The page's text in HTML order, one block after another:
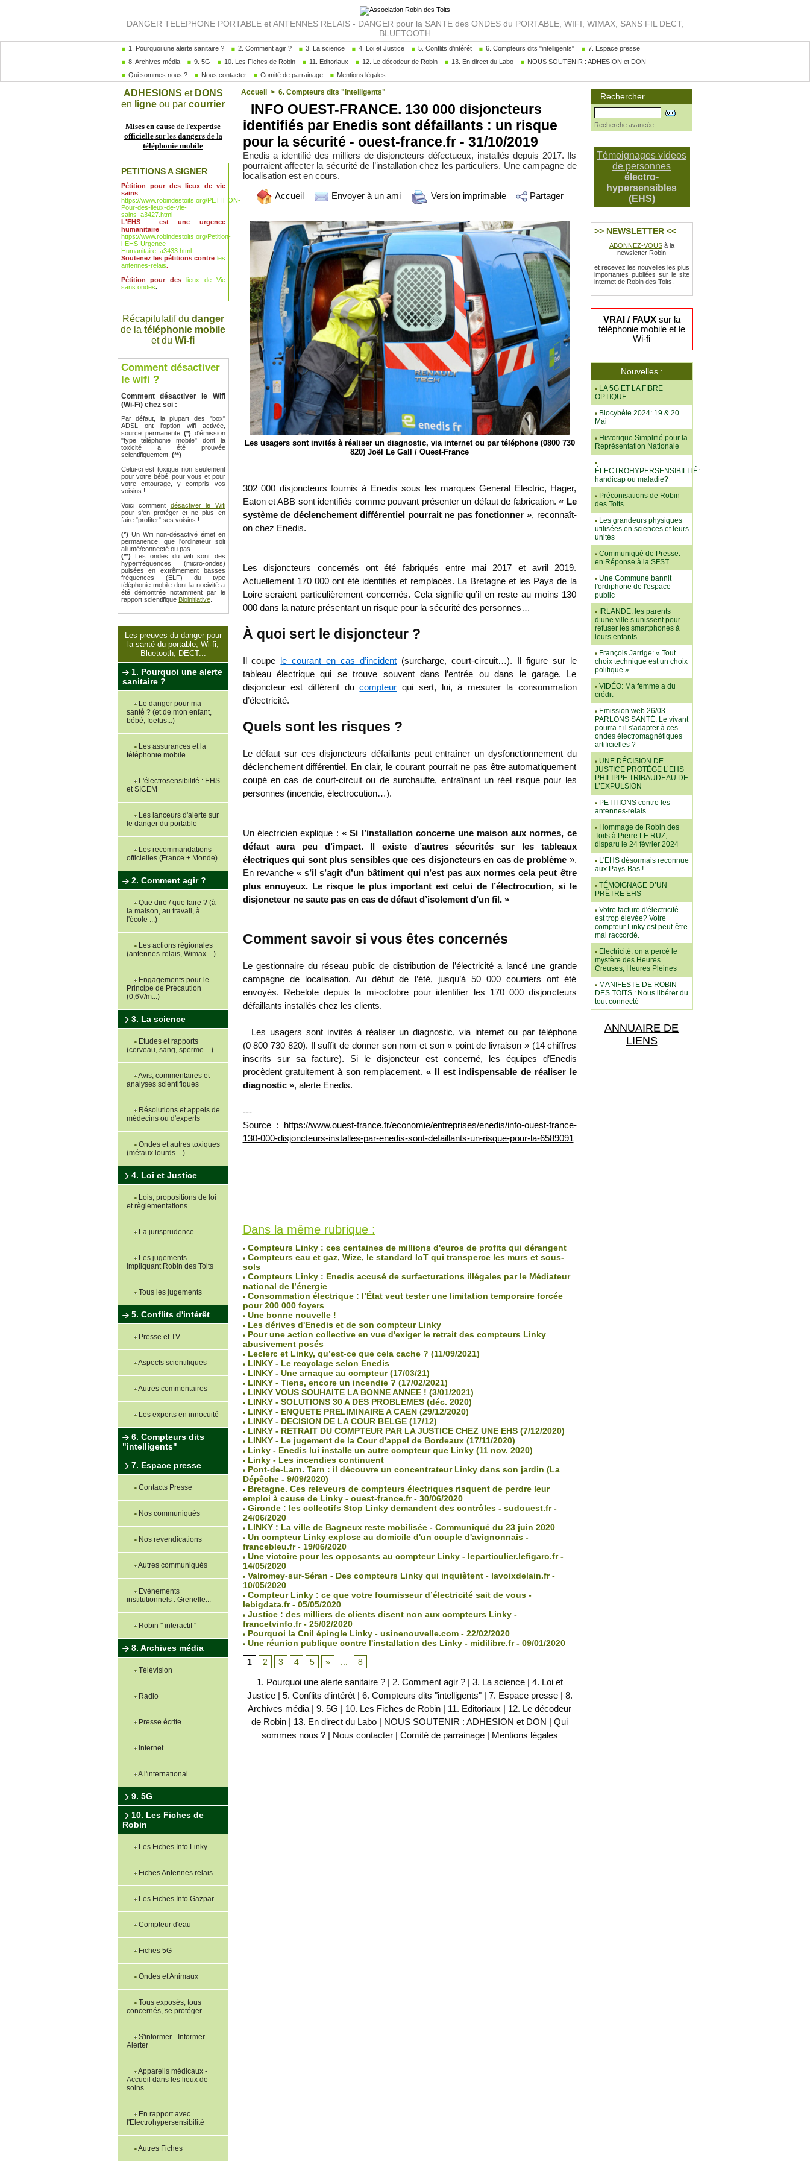
DANGER TELEPHONE PORTABLE et ANTENNES RELAIS - DANGER pour la SANTE des ONDES du PORTABLE, WIFI, WIMAX, SANS FIL DECT,
BLUETOOTH
1. Pourquoi une alerte sanitaire ? 2. Comment agir ? 3. La science 4. Loi et Justice 5. Conflits d'intérêt 6. Compteurs dits "intelligents"
7. Espace presse
8. Archives média
9. 5G 10. Les Fiches de Robin 11. Editoriaux 12. Le décodeur de Robin 13. En direct du Labo
NOUS SOUTENIR : ADHESION et DON
Qui sommes nous ?
Nous contacter Comité de parrainage Mentions légales
ADHESIONS et DONS
en ligne ou par courrier
Mises en cause de l'expertise
officiellesur les dangersde la
téléphonie mobile
PETITIONS A SIGNER
Pétition pour des lieux de vie
sains
https://www.robindestoits.org/PETITION-
Pour-des-lieux-de-vie-
sains_a3427.html
L'EHS est une urgence
humanitaire
https://www.robindestoits.org/Petition-
l-EHS-Urgence-
Humanitaire_a3433.html
Soutenez les pétitions contre les
antennes-relais.
Pétition pour des
lieux de Vie
sans ondes.
Récapitulatifdu danger
de la téléphonie mobile
et du Wi-fi
Comment désactiver
le wifi ?
Comment désactiver le Wifi
(Wi-Fi) chez soi :
Par défaut, la plupart des "box"
ADSL ont l'option wifi activée,
source permanente (*) d'émission
"type téléphonie mobile" dont la
toxicité a été prouvée
scientifiquement. (**)
Celui-ci est toxique non seulement
pour votre bébé, pour vous et pour
votre entourage, y compris vos
voisins !
Voici comment désactiver le Wifi
pour s'en protéger et ne plus en
faire "profiter" ses voisins !
(*) Un Wifi non-désactivé émet en
permanence, que l'ordinateur soit
allumé/connecté ou pas.
(**) Les ondes du wifi sont des
hyperfréquences (micro-ondes)
pulsées en extrêmement basses
fréquences (ELF) du type
téléphonie mobile dont la nocivité a
été démontrée notamment par le
rapport scientifique Bioinitiative.
Les preuves du danger pour
la santé du portable, Wi-fi,
Bluetooth, DECT...
1. Pourquoi une alerte
sanitaire ?
Le danger pour ma
santé ? (et de mon enfant,
bébé, foetus...)
Les assurances et la
téléphonie mobile
L'électrosensibilité : EHS
et SICEM
Les lanceurs d'alerte sur
le danger du portable
Les recommandations
officielles (France + Monde)
2. Comment agir ?
Que dire / que faire ? (à
la maison, au travail, à
l'école ...)
Les actions régionales
(antennes-relais, Wimax ...)
Engagements pour le
Principe de Précaution
(0,6V/m...)
3. La science
Etudes et rapports
(cerveau, sang, sperme ...)
Avis, commentaires et
analyses scientifiques
Résolutions et appels de
médecins ou d'experts
Ondes et autres toxiques
(métaux lourds ...)
4. Loi et Justice
Lois, propositions de loi
et règlementations
La jurisprudence
Les jugements
impliquant Robin des Toits
Tous les jugements
5. Conflits d'intérêt
Presse et TV
Aspects scientifiques
Autres commentaires
Les experts en innocuité
6. Compteurs dits
"intelligents"
7. Espace presse
Contacts Presse
Nos communiqués
Nos revendications
Autres communiqués
Evènements
institutionnels : Grenelle...
Robin '' interactif ''
8. Archives média
Télévision
Radio
Presse écrite
Internet
A l'international
9. 5G
10. Les Fiches de
Robin
Les Fiches Info Linky
Fiches Antennes relais
Les Fiches Info Gazpar
Compteur d'eau
Fiches 5G
Ondes et Animaux
Tous exposés, tous
concernés, se protéger
S'informer - Informer -
Alerter
Appareils médicaux -
Accueil dans les lieux de
soins
En rapport avec
l'Electrohypersensibilité
Autres Fiches
Accueil > 6. Compteurs dits "intelligents"
INFO OUEST-FRANCE. 130 000 disjoncteurs
identifiés par Enedis sont défaillants : un risque
pour la sécurité - ouest-france.fr - 31/10/2019
Enedis a identifié des milliers de disjoncteurs défectueux, installés depuis 2017. Ils
pourraient affecter la sécurité de l’installation chez les particuliers. Une campagne de
localisation est en cours.
Accueil
Envoyer à un ami Version imprimable Partager
Les usagers sont invités à réaliser un diagnostic, via internet ou par téléphone (0800 730
820) Joël Le Gall / Ouest-France
302 000 disjoncteurs fournis à Enedis sous les marques General Electric, Hager,
Eaton et ABB sont identifiés comme pouvant présenter un défaut de fabrication. « Le
système de déclenchement différentiel pourrait ne pas fonctionner », reconnaît-
on chez Enedis.
Les disjoncteurs concernés ont été fabriqués entre mai 2017 et avril 2019.
Actuellement 170 000 ont été identifiés et remplacés. La Bretagne et les Pays de la
Loire seraient particulièrement concernés. Cela signifie qu’il en reste au moins 130
000 dans la nature présentant un risque pour la sécurité des personnes…
À quoi sert le disjoncteur ?
Il coupe le courant en cas d’incident (surcharge, court-circuit…). Il figure sur le
tableau électrique qui se trouve souvent dans l’entrée ou dans le garage. Le
disjoncteur est différent ducompteur qui sert, lui, à mesurer la consommation
d’électricité.
Quels sont les risques ?
Le défaut sur ces disjoncteurs défaillants peut entraîner un dysfonctionnement du
déclenchement différentiel. En clair, le courant pourrait ne pas être automatiquement
coupé en cas de court-circuit ou de surchauffe, entraînant un réel risque pour les
personnes (incendie, électrocution…).
Un électricien explique : « Si l’installation concerne une maison aux normes, ce
défaut aura peu d’impact. Il existe d’autres sécurités sur les tableaux
électriques qui sont plus sensibles que ces disjoncteurs en cas de problème ».
En revanche « s’il s’agit d’un bâtiment qui n’est pas aux normes cela peut être
plus ennuyeux. Le risque le plus important est celui de l’électrocution, si le
disjoncteur ne saute pas en cas de défaut d’isolement d’un fil. »
Comment savoir si vous êtes concernés
Le gestionnaire du réseau public de distribution de l’électricité a lancé une grande
campagne de localisation. Au début de l’été, jusqu’à 50 000 courriers ont été
envoyés. Rebelote depuis la mi-octobre pour identifier les 170 000 disjoncteurs
défaillants installés chez les clients.
Les usagers sont invités à réaliser un diagnostic, via internet ou par téléphone
(0 800 730 820). Il suffit de donner son nom et son « point de livraison » (14 chiffres
inscrits sur sa facture). Si le disjoncteur est concerné, les équipes d’Enedis
procèdent gratuitement à son remplacement. « Il est indispensable de réaliser le
diagnostic », alerte Enedis.
---
Source: https://www.ouest-france.fr/economie/entreprises/enedis/info-ouest-france-
130-000-disjoncteurs-installes-par-enedis-sont-defaillants-un-risque-pour-la-6589091
Dans la même rubrique :
Compteurs Linky : ces centaines de millions d'euros de profits qui dérangent
Compteurs eau et gaz, Wize, le standard IoT qui transperce les murs et sous-
sols
Compteurs Linky : Enedis accusé de surfacturations illégales par le Médiateur
national de l’énergie
Consommation électrique : l’État veut tester une limitation temporaire forcée
pour 200 000 foyers
Une bonne nouvelle !
Les dérives d'Enedis et de son compteur Linky
Pour une action collective en vue d'exiger le retrait des compteurs Linky
abusivement posés
Leclerc et Linky, qu’est-ce que cela cache ? (11/09/2021)
LINKY - Le recyclage selon Enedis
LINKY - Une arnaque au compteur (17/03/21)
LINKY - Tiens, encore un incendie ? (17/02/2021)
LINKY VOUS SOUHAITE LA BONNE ANNEE ! (3/01/2021)
LINKY - SOLUTIONS 30 A DES PROBLEMES (déc. 2020)
LINKY - ENQUETE PRELIMINAIRE A CAEN (29/12/2020)
LINKY - DECISION DE LA COUR BELGE (17/12)
LINKY - RETRAIT DU COMPTEUR PAR LA JUSTICE CHEZ UNE EHS (7/12/2020)
LINKY - Le jugement de la Cour d'appel de Bordeaux (17/11/2020)
Linky - Enedis lui installe un autre compteur que Linky (11 nov. 2020)
Linky - Les incendies continuent
Pont-de-Larn. Tarn : il découvre un concentrateur Linky dans son jardin (La
Dépêche - 9/09/2020)
Bretagne. Ces releveurs de compteurs électriques risquent de perdre leur
emploi à cause de Linky - ouest-france.fr - 30/06/2020
Gironde : les collectifs Stop Linky demandent des contrôles - sudouest.fr -
24/06/2020
LINKY : La ville de Bagneux reste mobilisée - Communiqué du 23 juin 2020
Un compteur Linky explose au domicile d'un couple d'avignonnais -
francebleu.fr - 19/06/2020
Une victoire pour les opposants au compteur Linky - leparticulier.lefigaro.fr -
14/05/2020
Valromey-sur-Séran - Des compteurs Linky qui inquiètent - lavoixdelain.fr -
10/05/2020
Compteur Linky : ce que votre fournisseur d’électricité sait de vous -
lebigdata.fr - 05/05/2020
Justice : des milliers de clients disent non aux compteurs Linky -
francetvinfo.fr - 25/02/2020
Pourquoi la Cnil épingle Linky - usinenouvelle.com - 22/02/2020
Une réunion publique contre l'installation des Linky - midilibre.fr - 09/01/2020
1
2 3 4 5 » ... 8
1. Pourquoi une alerte sanitaire ? | 2. Comment agir ? | 3. La science | 4. Loi et
Justice | 5. Conflits d'intérêt | 6. Compteurs dits "intelligents" | 7. Espace presse | 8.
Archives média | 9. 5G | 10. Les Fiches de Robin | 11. Editoriaux | 12. Le décodeur
de Robin | 13. En direct du Labo | NOUS SOUTENIR : ADHESION et DON | Qui
sommes nous ? | Nous contacter | Comité de parrainage | Mentions légales
Rechercher...
Recherche avancée
Témoignages videos
de personnes
électro-
hypersensibles
(EHS)
>> NEWSLETTER <<
ABONNEZ-VOUSà la
newsletter Robin
et recevez les nouvelles les plus
importantes publiées sur le site
internet de Robin des Toits.
VRAI / FAUXsur la
téléphonie mobile et le
Wi-fi
Nouvelles :
LA 5G ET LA FIBRE
OPTIQUE
Biocybèle 2024: 19 & 20
Mai
Historique Simplifié pour la
Représentation Nationale
ÉLECTROHYPERSENSIBILITÉ:
handicap ou maladie?
Préconisations de Robin
des Toits
Les grandeurs physiques
utilisées en sciences et leurs
unités
Communiqué de Presse:
en Réponse à la SFST
Une Commune bannit
l'ordiphone de l'espace
public
IRLANDE: les parents
d’une ville s’unissent pour
refuser les smartphones à
leurs enfants
François Jarrige: « Tout
choix technique est un choix
politique »
VIDÉO: Ma femme a du
crédit
Emission web 26/03
PARLONS SANTÉ: Le vivant
pourra-t-il s'adapter à ces
ondes électromagnétiques
artificielles ?
UNE DÉCISION DE
JUSTICE PROTÈGE L’EHS
PHILIPPE TRIBAUDEAU DE
L’EXPULSION
PETITIONS contre les
antennes-relais
Hommage de Robin des
Toits à Pierre LE RUZ,
disparu le 24 février 2024
L'EHS désormais reconnue
aux Pays-Bas !
TÉMOIGNAGE D’UN
PRÊTRE EHS
Votre facture d'électricité
est trop élevée? Votre
compteur Linky est peut-être
mal raccordé.
Electricité: on a percé le
mystère des Heures
Creuses, Heures Pleines
MANIFESTE DE ROBIN
DES TOITS : Nous libérer du
tout connecté
ANNUAIRE DE
LIENS